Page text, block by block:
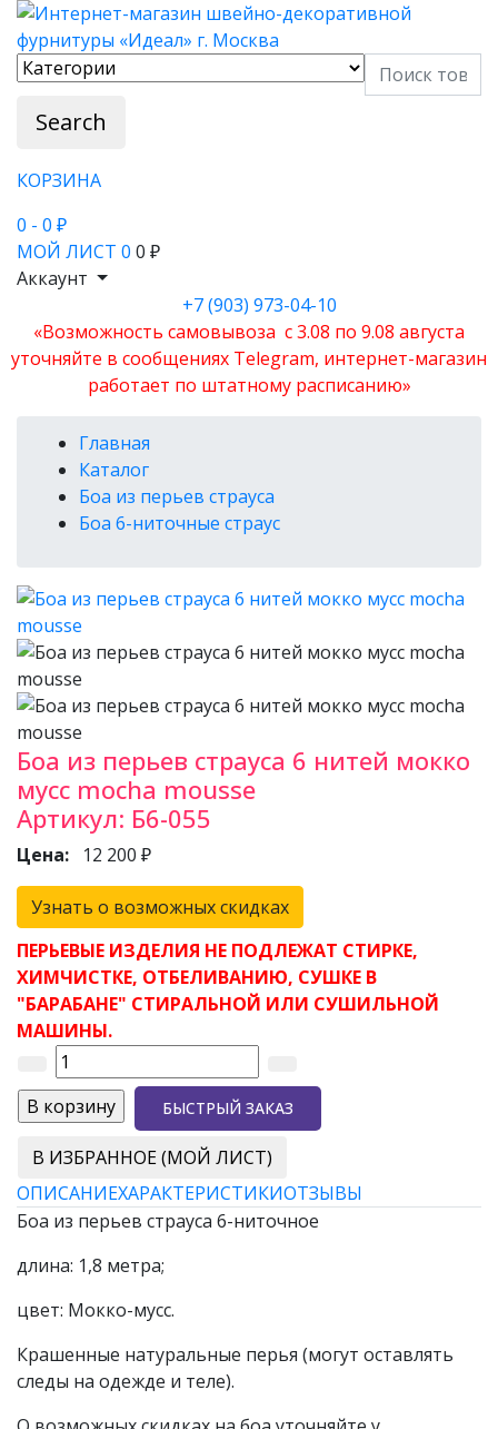
Search
КОРЗИНА
0 - 0 ₽
МОЙ ЛИСТ 0 0 ₽
Аккаунт
+7 (903) 973-04-10
«Возможность самовывоза с 3.08 по 9.08 августа
уточняйте в сообщениях Telegram, интернет-магазин
работает по штатному расписанию»
Главная
Каталог
Боа из перьев страуса
Боа 6-ниточные страус
Боа из перьев страуса 6 нитей мокко
мусс mocha mousse
Артикул: Б6-055
Цена: 12 200 ₽
Узнать о возможных скидках
ПЕРЬЕВЫЕ ИЗДЕЛИЯ НЕ ПОДЛЕЖАТ СТИРКЕ,
ХИМЧИСТКЕ, ОТБЕЛИВАНИЮ, СУШКЕ В
"БАРАБАНЕ" СТИРАЛЬНОЙ ИЛИ СУШИЛЬНОЙ
МАШИНЫ.
БЫСТРЫЙ ЗАКАЗ
В ИЗБРАННОЕ (МОЙ ЛИСТ)
ОПИСАНИЕХАРАКТЕРИСТИКИОТЗЫВЫ
Боа из перьев страуса 6-ниточное
длина: 1,8 метра;
цвет: Мокко-мусс.
Крашенные натуральные перья (могут оставлять
следы на одежде и теле).